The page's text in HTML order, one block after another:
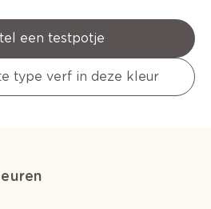
een testpotje
type verf in deze kleur